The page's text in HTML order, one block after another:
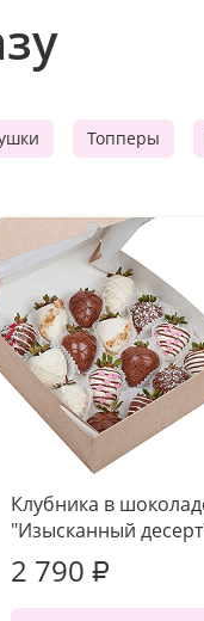
Топперы
Клубника в
"Изысканный
2 790 ₽